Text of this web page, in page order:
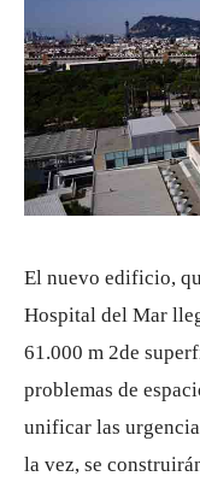
El nuevo edificio,
Hospital del Mar
61.000 m 2de
problemas de
unificar las
la vez, se